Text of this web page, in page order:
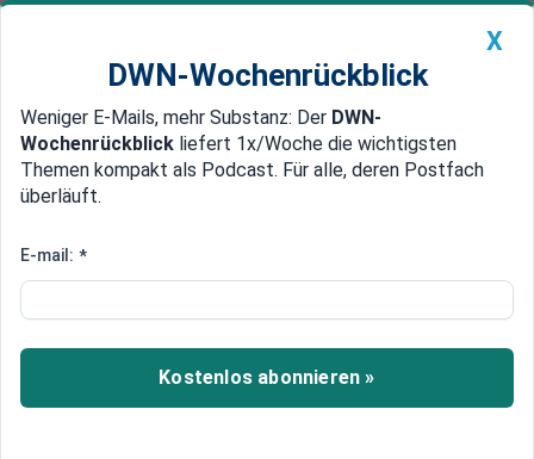
Newsticker MEIN DWN: Geldanlage Premium
Edelmetalle DWN-Magazin China
Politik verweigert Afghanistan-
Zapfenstreich
Ursprünglich sollte der Große Zapfenstreich für
die Afghanistan-Veteranen am 31. August
X
DWN-Wochenrückblick
Weniger E-Mails, mehr Substanz: Der DWN-
Wochenrückblick liefert 1x/Woche die wichtigsten
Themen kompakt als Podcast. Für alle, deren Postfach
überläuft.
E-mail: *
Kostenlos abonnieren »